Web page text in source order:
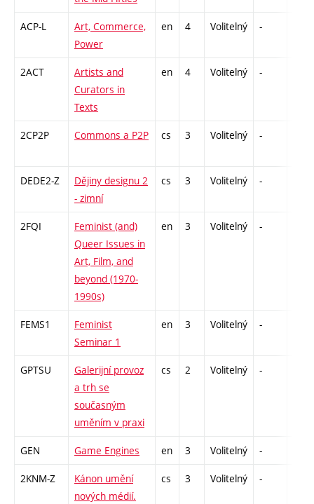
ACP-L
Art, Commerce,
Power
en 4 Volitelný -
2ACT
Artists and
Curators in
Texts
en 4 Volitelný -
2CP2P Commons a P2P cs 3 Volitelný -
DEDE2-Z
Dějiny designu 2
- zimní
cs 3 Volitelný -
2FQI
Feminist (and)
Queer Issues in
Art, Film, and
beyond (1970-
1990s)
en 3 Volitelný -
FEMS1
Feminist
Seminar 1
en 3 Volitelný -
GPTSU
Galerijní provoz
a trh se
současným
uměním v praxi
cs 2 Volitelný -
GEN Game Engines en 3 Volitelný -
2KNM-Z
Kánon umění
nových médií.
cs 3 Volitelný -